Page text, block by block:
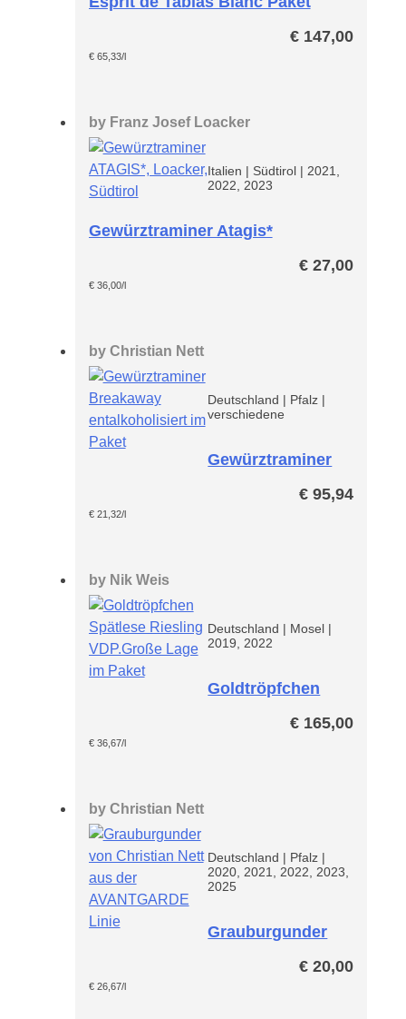
€ 147,00
€65,33/l
by Franz Josef Loacker
Italien | Südtirol |2021,
2022, 2023
Gewürztraminer Atagis*
€ 27,00
€36,00/l
by Christian Nett
Deutschland | Pfalz |
verschiedene
Gewürztraminer
entalkoholisiert-
€ 95,94
€21,32/l
by Nik Weis
Deutschland | Mosel |
2019, 2022
Goldtröpfchen
Riesling VDP
€ 165,00
€36,67/l
by Christian Nett
Deutschland | Pfalz |
2020, 2021, 2022, 2023,
2025
Grauburgunder
€ 20,00
€26,67/l